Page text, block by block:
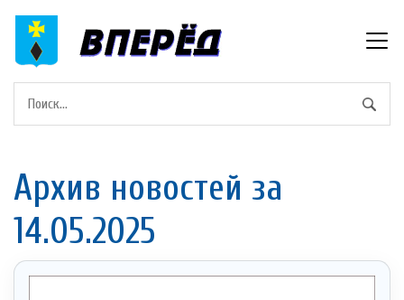
Архив новостей за
14.05.2025